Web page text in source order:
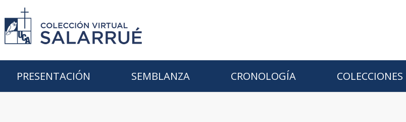
PRESENTACIÓN SEMBLANZA CRONOLOGÍA COLECCIONES